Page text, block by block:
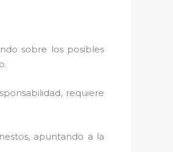
sobre los posibles
requiere
apuntando a la